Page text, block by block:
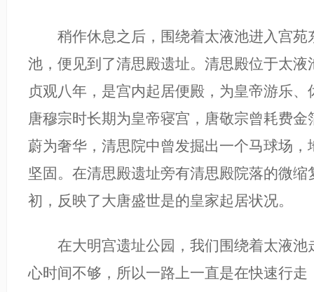
稍作休息之后，围绕着太液池进入宫苑
池，便见到了清思殿遗址。清思殿位于太液
贞观八年，是宫内起居便殿，为皇帝游乐
唐穆宗时长期为皇帝寝宫，唐敬宗曾耗费金
蔚为奢华，清思院中曾发掘出一个马球场，
坚固。在清思殿遗址旁有清思殿院落的微缩
初，反映了大唐盛世是的皇家起居状况。
在大明宫遗址公园，我们围绕着太液池
心时间不够，所以一路上一直是在快速行走